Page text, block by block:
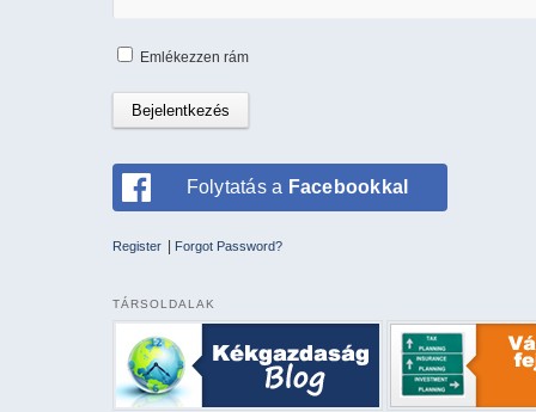
Emlékezzen rám
Folytatás a Facebookkal
Register Forgot Password?
TÁRSOLDALAK